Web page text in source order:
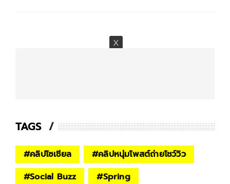
TAGS
#คลิปโซเชียล #คลิปหนุ่มโพสต์ถ่ายโชว์วิว
#Social Buzz #Spring